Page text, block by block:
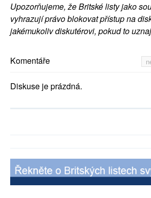
Upozorňujeme, že Britské listy jako
vyhrazují právo blokovat přístup na
jakémukoliv diskutérovi, pokud to
Komentáře
Diskuse je prázdná.